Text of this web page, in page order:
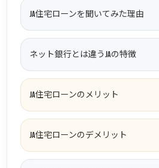
JA住宅ローンを聞いてみた理由
ネット銀行とは違うJAの特徴
JA住宅ローンのメリット
JA住宅ローンのデメリット